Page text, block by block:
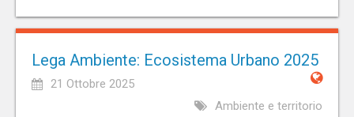
Lega Ambiente: Ecosistema Urbano 2025
21 Ottobre 2025
Ambiente e territorio